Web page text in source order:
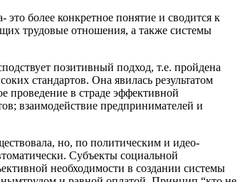
более конкретное понятие и сводится к
трудовые отношения, а также системы
позитивный подход, т.е. пройде­на
стандартов. Она явилась результатом
проведение в страде эффективной
взаимодействие предпринимателей и
но, по политическим и идео­
Субъекты социальной
необходимости в создании системы